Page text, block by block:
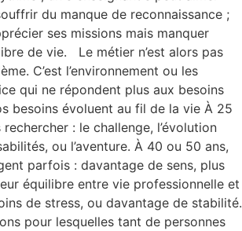
du manque de reconnaissance ;
ses missions mais manquer
de vie. Le métier n’est alors pas
C’est l’environnement ou les
qui ne répondent plus aux besoins
besoins évoluent au fil de la vie À 25
: le challenge, l’évolution
ou l’aventure. À 40 ou 50 ans,
parfois : davantage de sens, plus
équilibre entre vie professionnelle et
de stress, ou davantage de stabilité.
pour lesquelles tant de personnes